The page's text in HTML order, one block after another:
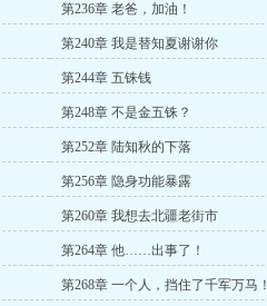
第236章 老爸，加油！
第240章 我是替知夏谢谢你
第244章 五铢钱
第248章 不是金五铢？
第252章 陆知秋的下落
第256章 隐身功能暴露
第260章 我想去北疆老街市
第264章 他……出事了！
第268章 一个人，挡住了千军万马！